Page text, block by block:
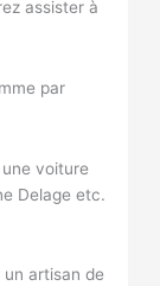
assister à
par
voiture
Delage etc.
artisan de